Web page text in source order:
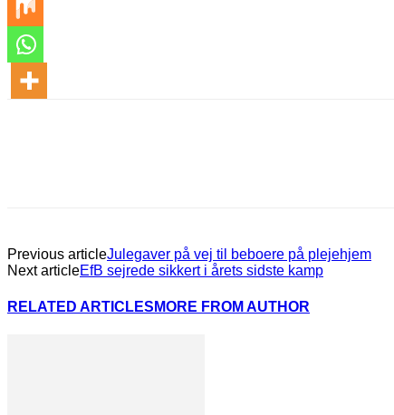
Previous articleJulegaver på vej til beboere på plejehjem
Next articleEfB sejrede sikkert i årets sidste kamp
RELATED ARTICLES MORE FROM AUTHOR